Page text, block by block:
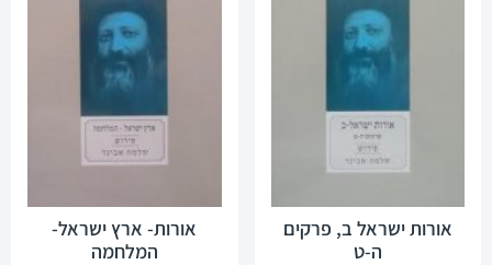
אורות ישראל ב, פרקים
ה-ט
אורות- ארץ ישראל-
המלחמה